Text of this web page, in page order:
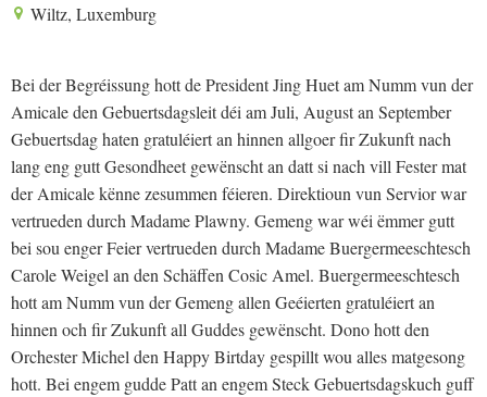
Wiltz, Luxemburg
Bei der Begréissung hott de President Jing Huet am Numm vun der
Amicale den Gebuertsdagsleit déi am Juli, August an September
Gebuertsdag haten gratuléiert an hinnen allgoer fir Zukunft nach
lang eng gutt Gesondheet gewënscht an datt si nach vill Fester mat
der Amicale kënne zesummen féieren. Direktioun vun Servior war
vertrueden durch Madame Plawny. Gemeng war wéi ëmmer gutt
bei sou enger Feier vertrueden durch Madame Buergermeeschtesch
Carole Weigel an den Schäffen Cosic Amel. Buergermeeschtesch
hott am Numm vun der Gemeng allen Geéierten gratuléiert an
hinnen och fir Zukunft all Guddes gewënscht. Dono hott den
Orchester Michel den Happy Birtday gespillt wou alles matgesong
hott. Bei engem gudde Patt an engem Steck Gebuertsdagskuch guff